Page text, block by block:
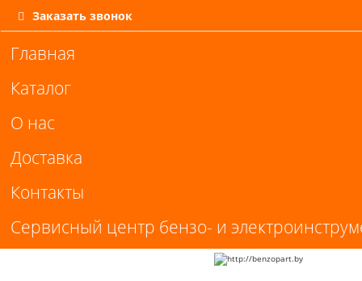
Заказать звонок
Главная
Каталог
О нас
Доставка
Контакты
Сервисный центр бензо- и